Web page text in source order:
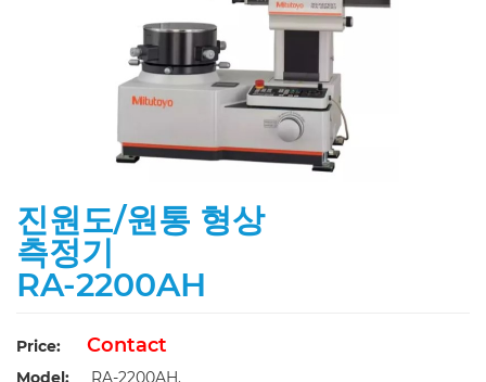
진원도/원통 형상
측정기
RA-2200AH
Price: Contact
Model:
RA-2200AH.